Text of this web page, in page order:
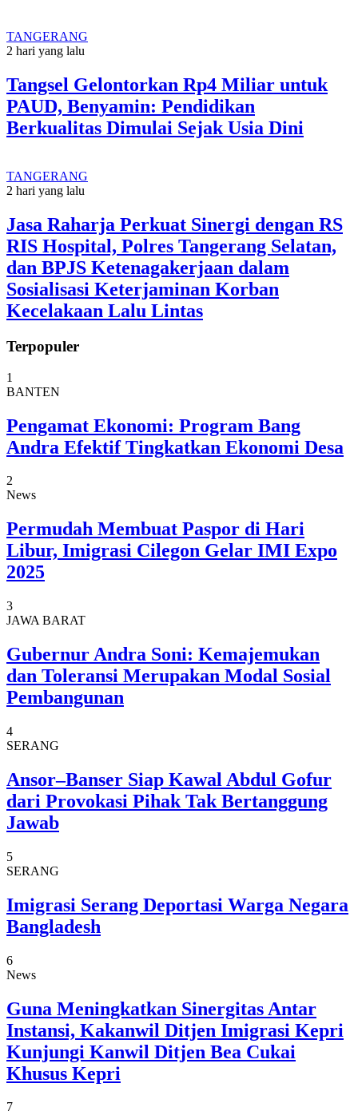
TANGERANG
2 hari yang lalu
Tangsel Gelontorkan Rp4 Miliar untuk
PAUD, Benyamin: Pendidikan
Berkualitas Dimulai Sejak Usia Dini
TANGERANG
2 hari yang lalu
Jasa Raharja Perkuat Sinergi dengan RS
RIS Hospital, Polres Tangerang Selatan,
dan BPJS Ketenagakerjaan dalam
Sosialisasi Keterjaminan Korban
Kecelakaan Lalu Lintas
Terpopuler
1
BANTEN
Pengamat Ekonomi: Program Bang
Andra Efektif Tingkatkan Ekonomi Desa
2
News
Permudah Membuat Paspor di Hari
Libur, Imigrasi Cilegon Gelar IMI Expo
2025
3
JAWA BARAT
Gubernur Andra Soni: Kemajemukan
dan Toleransi Merupakan Modal Sosial
Pembangunan
4
SERANG
Ansor–Banser Siap Kawal Abdul Gofur
dari Provokasi Pihak Tak Bertanggung
Jawab
5
SERANG
Imigrasi Serang Deportasi Warga Negara
Bangladesh
6
News
Guna Meningkatkan Sinergitas Antar
Instansi, Kakanwil Ditjen Imigrasi Kepri
Kunjungi Kanwil Ditjen Bea Cukai
Khusus Kepri
7